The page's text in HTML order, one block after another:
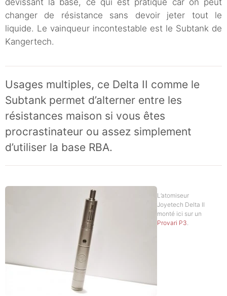
changer de résistance sans devoir jeter tout le
liquide. Le vainqueur incontestable est le Subtank de
Kangertech.
Usages multiples, ce Delta II comme le
Subtank permet d’alterner entre les
résistances maison si vous êtes
procrastinateur ou assez simplement
d’utiliser la base RBA.
L’atomiseur
Joyetech Delta II
monté ici sur un
Provari P3